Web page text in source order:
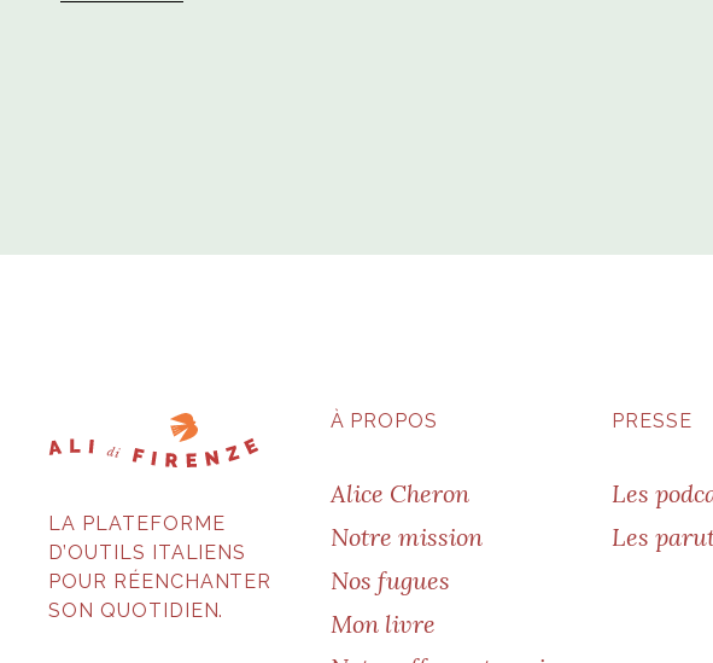
LA PLATEFORME
D’OUTILS ITALIENS
POUR RÉENCHANTER
SON QUOTIDIEN.
À PROPOS
Alice Cheron
Notre mission
Nos fugues
Mon livre
PRESSE
Les
Les